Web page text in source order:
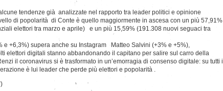
tendenze già analizzate nel rapporto tra leader politici e opinione
di popolarità di Conte è quello maggiormente in ascesa con un più 57,91%
elettori tra marzo e aprile) e un più 15,59% (191.308 nuovi seguaci tra
e +6,3%) supera anche su Instagram Matteo Salvini (+3% e +5%),
elettori digitali stanno abbandonando il capitano per salire sul carro della
il coronavirus si è trasformato in un’emorragia di consenso digitale: su tutti i
è lui leader che perde più elettori e popolarità .
)